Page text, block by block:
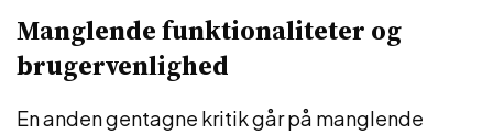
Manglende funktionaliteter og
brugervenlighed
En anden gentagne kritik går på manglende